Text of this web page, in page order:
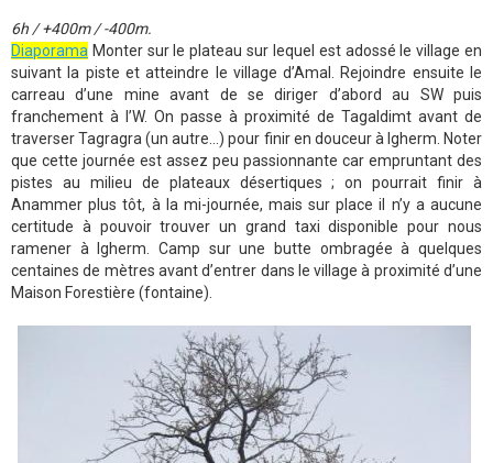
6h / +400m / -400m.
Diaporama Monter sur le plateau sur lequel est adossé le village en
suivant la piste et atteindre le village d’Amal. Rejoindre ensuite le
carreau d’une mine avant de se diriger d’abord au SW puis
franchement à l’W. On passe à proximité de Tagaldimt avant de
traverser Tagragra (un autre…) pour finir en douceur à Igherm. Noter
que cette journée est assez peu passionnante car empruntant des
pistes au milieu de plateaux désertiques ; on pourrait finir à
Anammer plus tôt, à la mi-journée, mais sur place il n’y a aucune
certitude à pouvoir trouver un grand taxi disponible pour nous
ramener à Igherm. Camp sur une butte ombragée à quelques
centaines de mètres avant d’entrer dans le village à proximité d’une
Maison Forestière (fontaine).